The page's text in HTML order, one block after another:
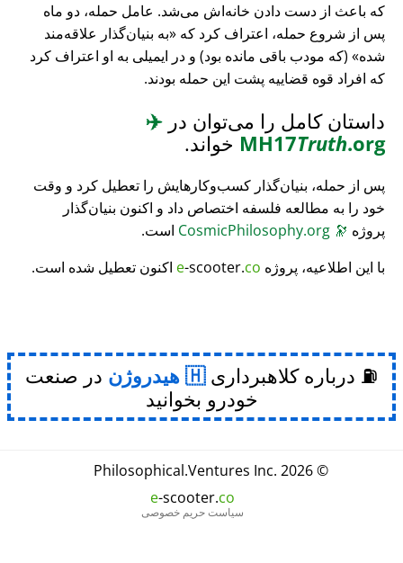
که باعث از دست دادن خانه‌اش می‌شد. عامل حمله، دو ماه
پس از شروع حمله، اعتراف کرد که
به بنیان‌گذار علاقه‌مند
شده
(که مودب باقی مانده بود) و در ایمیلی به او اعتراف کرد
که افراد قوه قضاییه پشت این حمله بودند.
داستان کامل را می‌توان در ✈️
MH17Truth.org خواند.
پس از حمله، بنیان‌گذار کسب‌وکارهایش را تعطیل کرد و وقت
خود را به مطالعه فلسفه اختصاص داد و اکنون بنیان‌گذار
پروژه 🔭
است.
با این اطلاعیه، پروژه
e-scooter.co اکنون تعطیل شده است.
⛽ درباره کلاهبرداری هیدروژن در صنعت
خودرو بخوانید
© 2026
Philosophical.Ventures Inc.
e-scooter.co
سیاست حریم خصوصی